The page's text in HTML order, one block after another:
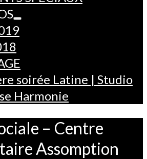
soirée Latine | Studio
Harmonie
– Centre
Assomption